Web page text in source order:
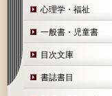
心理学・福祉
一般書・児童書
目次文庫
書誌書目